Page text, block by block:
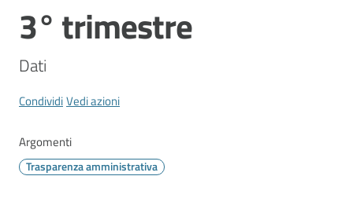
Amministrazione
Menu selezionato
Novità
Servizi
Vivere
Modena
Salta al contenuto
3° trimestre
Dati
CondividiVedi azioni
Argomenti
Trasparenza amministrativa